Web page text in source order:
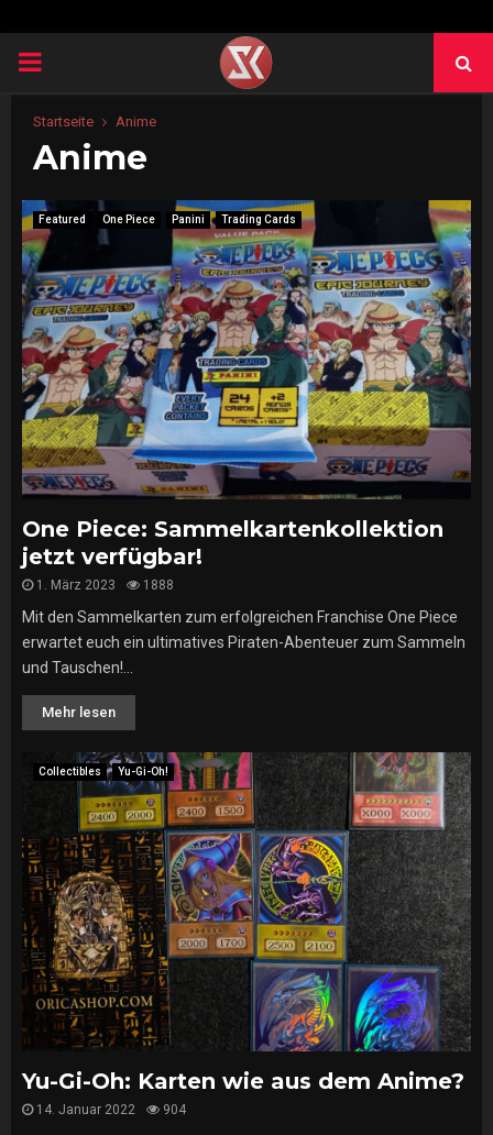
PRIMARY
MENU
Startseite Anime
Anime
Featured One Piece Panini Trading Cards
One Piece: Sammelkartenkollektion
jetzt verfügbar!
1. März 2023 1888
Mit den Sammelkarten zum erfolgreichen Franchise One Piece
erwartet euch ein ultimatives Piraten-Abenteuer zum Sammeln
und Tauschen!...
Mehr lesen
Collectibles Yu-Gi-Oh!
Yu-Gi-Oh: Karten wie aus dem Anime?
14. Januar 2022 904